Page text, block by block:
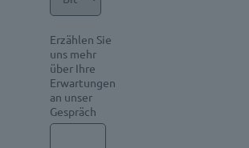
Erzählen Sie
uns mehr
über Ihre
Erwartungen
an unser
Gespräch